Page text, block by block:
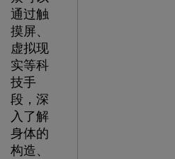
通过触
摸屏、
虚拟现
实等科
技手
段，深
入了解
身体的
构造、